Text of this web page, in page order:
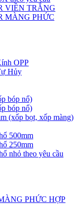
VIỀN TRẮNG
MÀNG PHỨC
OPP
Hủy
bóp nổ)
bóp nổ)
(xốp bọt, xốp màng)
500mm
250mm
nhỏ theo yêu cầu
PHỨC HỢP